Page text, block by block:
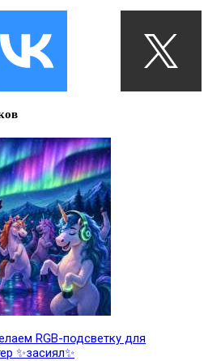
RGB-подсветку для
✨засиял✨